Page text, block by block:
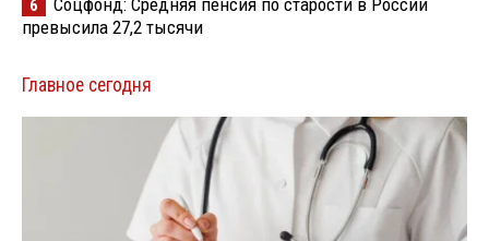
6
Соцфонд: Средняя пенсия по старости в России
превысила 27,2 тысячи
Главное сегодня